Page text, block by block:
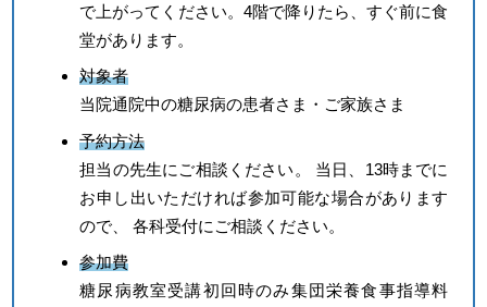
で上がってください。4階で降りたら、すぐ前に食
堂があります。
対象者
当院通院中の糖尿病の患者さま・ご家族さま
予約方法
担当の先生にご相談ください。 当日、13時までに
お申し出いただければ参加可能な場合があります
ので、 各科受付にご相談ください。
参加費
糖尿病教室受講初回時のみ集団栄養食事指導料